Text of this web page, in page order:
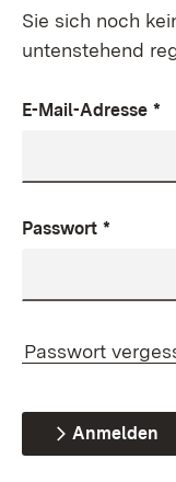
Sie sich noch
untenstehend
E-Mail-Adresse *
Passwort *
Passwort
Anmelden